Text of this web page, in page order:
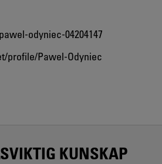
odyniec-04204147
profile/Pawel-Odyniec
KUNSKAP